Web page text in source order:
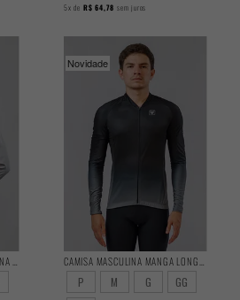
5x de R$ 64,78 sem juros
Novidade
P M G
GG